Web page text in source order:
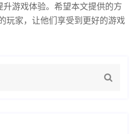
游戏体验。希望本文提供的方
玩家，让他们享受到更好的游戏